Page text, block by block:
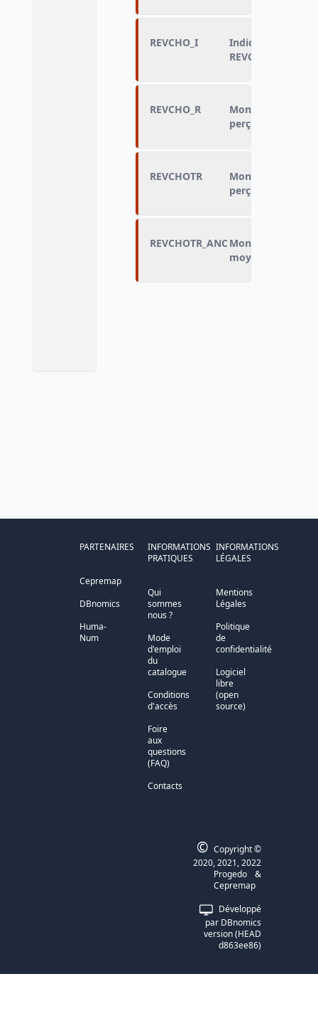
REVCHO_I
Indicatrice de
REVCHO
REVCHO_R
Montant
perçu [variable
REVCHOTR
Montant
perçu (en
REVCHOTR_ANC Montant
moyenne par
PARTENAIRES
Cepremap
DBnomics
Huma-
Num
INFORMATIONS
PRATIQUES
Qui
sommes
nous ?
Mode
d'emploi
du
catalogue
Conditions
d'accès
Foire
aux
questions
(FAQ)
Contacts
INFORMATIONS
LÉGALES
Mentions
Légales
Politique
de
confidentialité
Logiciel
libre
(open
source)
Développé
par DBnomics
version (HEAD
d863ee86)
© Copyright ©
2020, 2021, 2022
Progedo
&
Cepremap